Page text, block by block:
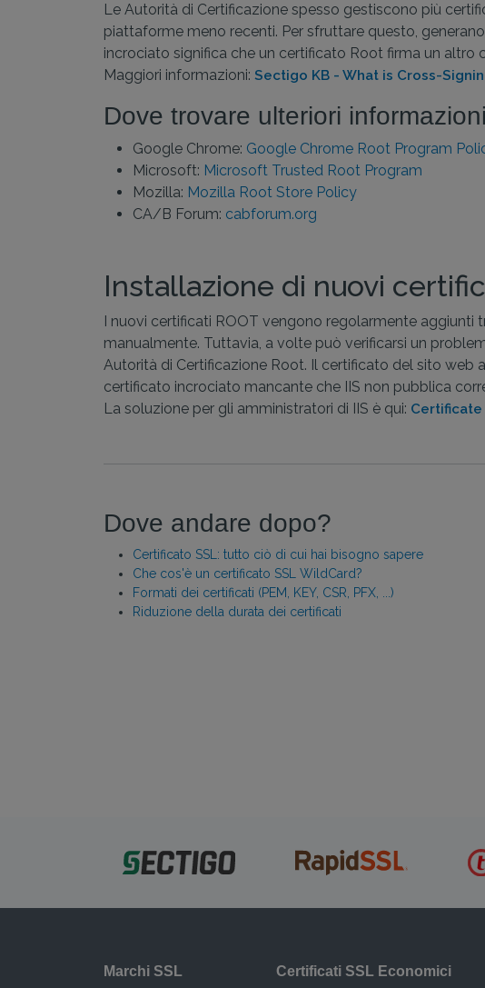
Le Autorità di Certificazione spesso gestiscono più
piattaforme meno recenti. Per sfruttare questo,
incrociato significa che un certificato Root firma un altro
Maggiori informazioni: Sectigo KB - What is Cross-
Dove trovare ulteriori informazioni
Google Chrome: Google Chrome Root Program
Microsoft: Microsoft Trusted Root Program
Mozilla: Mozilla Root Store Policy
CA/B Forum: cabforum.org
Installazione di nuovi
I nuovi certificati ROOT vengono regolarmente aggiunti
manualmente. Tuttavia, a volte può verificarsi un
Autorità di Certificazione Root. Il certificato del sito web
certificato incrociato mancante che IIS non pubblica
La soluzione per gli amministratori di IIS è qui:
Dove andare dopo?
Certificato SSL: tutto ciò di cui hai bisogno sapere
Che cos'è un certificato SSL WildCard?
Formati dei certificati (PEM, KEY, CSR, PFX, ...)
Riduzione della durata dei certificati
Marchi SSL Certificati SSL Economici